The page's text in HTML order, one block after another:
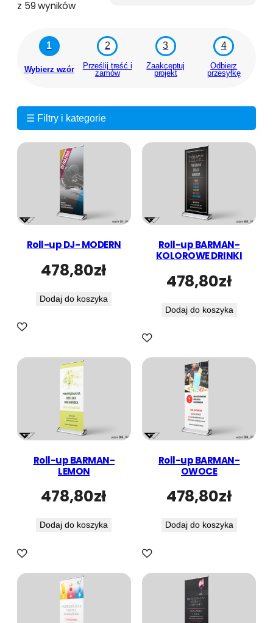
z 59 wynikówP
w
a
n
e
w
e
d
ł
u
p
p
o
ś
c
i
1
Wybierz wzór
2
Prześlij treść i
zamów
3
Zaakceptuj
projekt
4
Odbierz
przesyłkę
☰ Filtry i kategorie
Roll-up DJ- MODERN
478,80zł
Dodaj do koszyka
Roll-up BARMAN-
KOLOROWE DRINKI
478,80zł
Dodaj do koszyka
Roll-up BARMAN-
LEMON
478,80zł
Dodaj do koszyka
Roll-up BARMAN-
OWOCE
478,80zł
Dodaj do koszyka